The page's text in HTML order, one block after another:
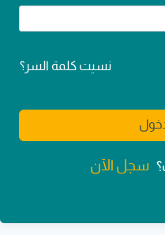
نسيت كلمة السر؟
سجل الآن